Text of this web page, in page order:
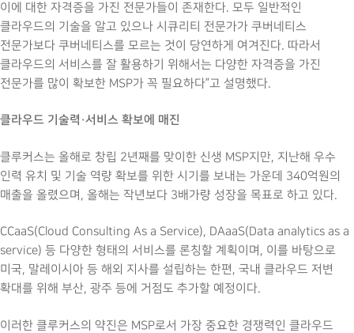
이에 대한 자격증을 가진 전문가들이 존재한다. 모두 일반적인
클라우드의 기술을 알고 있으나 시큐리티 전문가가 쿠버네티스
전문가보다 쿠버네티스를 모르는 것이 당연하게 여겨진다. 따라서
클라우드의 서비스를 잘 활용하기 위해서는 다양한 자격증을 가진
전문가를 많이 확보한 MSP가 꼭 필요하다”고 설명했다.
클라우드 기술력·서비스 확보에 매진
클루커스는 올해로 창립 2년째를 맞이한 신생 MSP지만, 지난해 우수
인력 유치 및 기술 역량 확보를 위한 시기를 보내는 가운데 340억원의
매출을 올렸으며, 올해는 작년보다 3배가량 성장을 목표로 하고 있다.
CCaaS(Cloud Consulting As a Service), DAaaS(Data analytics as a
service) 등 다양한 형태의 서비스를 론칭할 계획이며, 이를 바탕으로
미국, 말레이시아 등 해외 지사를 설립하는 한편, 국내 클라우드 저변
확대를 위해 부산, 광주 등에 거점도 추가할 예정이다.
이러한 클루커스의 약진은 MSP로서 가장 중요한 경쟁력인 클라우드